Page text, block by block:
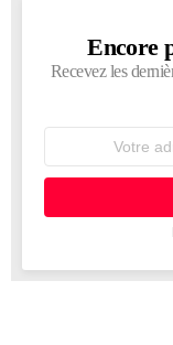
Encore
Recevez les
courrier